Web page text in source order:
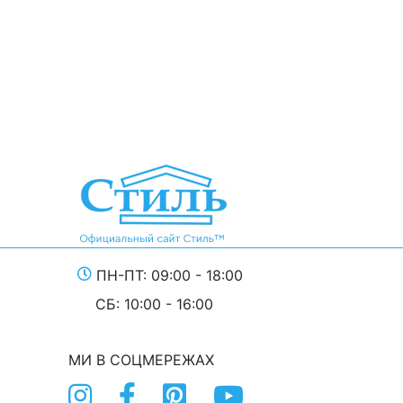
ПН-ПТ: 09:00 - 18:00
СБ: 10:00 - 16:00
МИ В СОЦМЕРЕЖАХ